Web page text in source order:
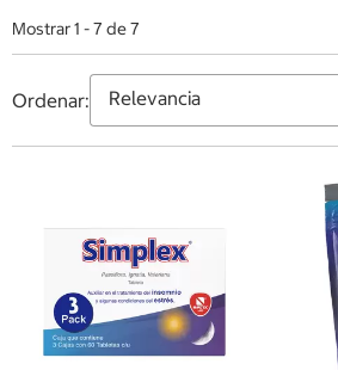
Mostrar 1 - 7 de 7
Ordenar: